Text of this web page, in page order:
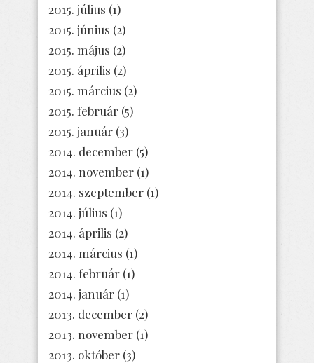
2015. július (1)
2015. június (2)
2015. május (2)
2015. április (2)
2015. március (2)
2015. február (5)
2015. január (3)
2014. december (5)
2014. november (1)
2014. szeptember (1)
2014. július (1)
2014. április (2)
2014. március (1)
2014. február (1)
2014. január (1)
2013. december (2)
2013. november (1)
2013. október (3)